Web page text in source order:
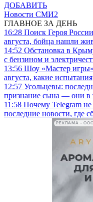
ДОБАВИТЬ
Новости СМИ2
ГЛАВНОЕ ЗА ДЕНЬ
16:28 Поиск Героя
августа, бойца нашли
14:52 Обстановка в
с бензином и
13:56 Шоу «Мастер
августа, какие испытания
12:57 Усольцевы:
признание сына — они в
11:58 Почему Telegram не
последние новости, где